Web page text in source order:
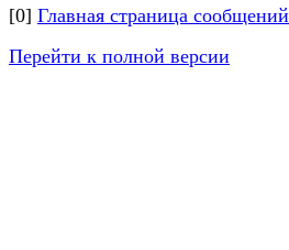
[0] Главная страница сообщений
Перейти к полной версии